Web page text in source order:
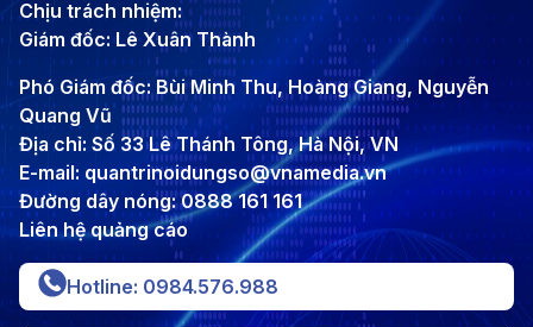
Chịu trách nhiệm:
Giám đốc: Lê Xuân Thành
Phó Giám đốc: Bùi Minh Thu, Hoàng Giang, Nguyễn
Quang Vũ
Địa chỉ: Số 33 Lê Thánh Tông, Hà Nội, VN
E-mail: quantrinoidungso@vnamedia.vn
Đường dây nóng: 0888 161 161
Liên hệ quảng cáo
Hotline: 0984.576.988